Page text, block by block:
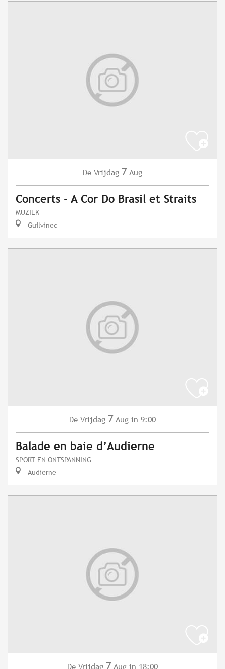
De Vrijdag 7 Aug
Concerts - A Cor Do Brasil et Straits
MUZIEK
Guilvinec
De Vrijdag 7 Aug in 9:00
Balade en baie d’Audierne
SPORT EN ONTSPANNING
Audierne
De Vrijdag 7 Aug in 18:00